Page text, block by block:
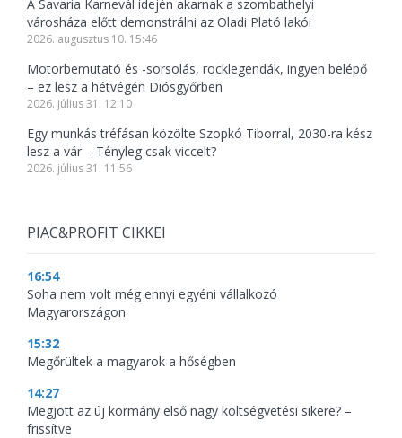
A Savaria Karnevál idején akarnak a szombathelyi
városháza előtt demonstrálni az Oladi Plató lakói
2026. augusztus 10. 15:46
Motorbemutató és -sorsolás, rocklegendák, ingyen belépő
– ez lesz a hétvégén Diósgyőrben
2026. július 31. 12:10
Egy munkás tréfásan közölte Szopkó Tiborral, 2030-ra kész
lesz a vár – Tényleg csak viccelt?
2026. július 31. 11:56
PIAC&PROFIT CIKKEI
16:54
Soha nem volt még ennyi egyéni vállalkozó
Magyarországon
15:32
Megőrültek a magyarok a hőségben
14:27
Megjött az új kormány első nagy költségvetési sikere? –
frissítve